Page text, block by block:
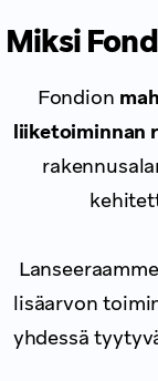
Miksi
Fondion
liiketoiminnan
lisäarvon
yhdessä